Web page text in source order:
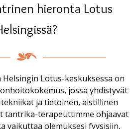
hieronta Lotus
Lotus-keskuksessa on
jossa yhdistyvät
ja tietoinen, aistillinen
tantrika-terapeuttimme ohjaavat
vaikuttaa olemuksesi fyysisiin,